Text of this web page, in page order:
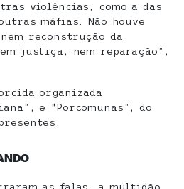
violências, como a das
máfias. Não houve
reconstrução da
justiça, nem reparação”,
organizada
e “Porcomunas”, do